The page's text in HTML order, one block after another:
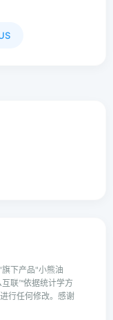
下产品"小熊油
联™依据统计学方
行任何修改。感谢